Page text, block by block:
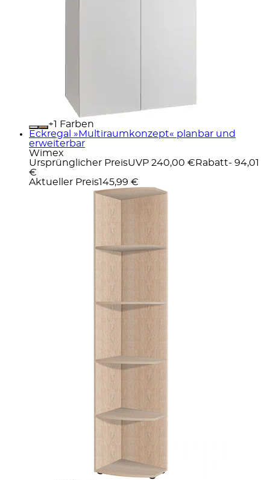
+
Farben
Eckregal »Multiraumkonzept« planbar und
erweiterbar
Wimex
Ursprünglicher PreisUVP 240,00 € Rabatt- 94,01
€
Aktueller Preis145,99 €